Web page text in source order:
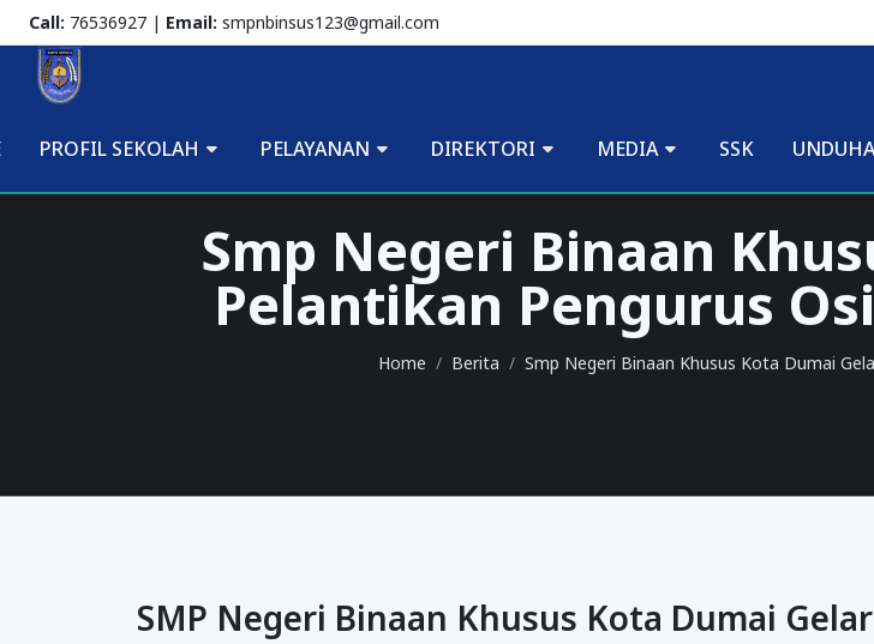
Call: 76536927 | Email: smpnbinsus123@gmail.com
PROFIL SEKOLAH PELAYANAN DIREKTORI MEDIA SSK
Smp Negeri Binaan
Pelantikan Pengurus
Home Berita Smp Negeri Binaan Khusus Kota Dumai
SMP Negeri Binaan Khusus Kota Dumai Gelar